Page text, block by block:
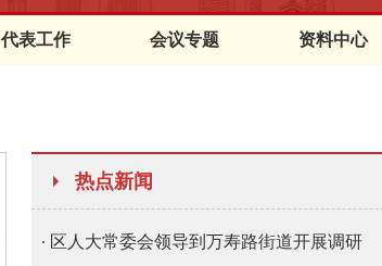
代表工作 会议专题 资料中心
热点新闻
区人大常委会领导到万寿路街道开展调研